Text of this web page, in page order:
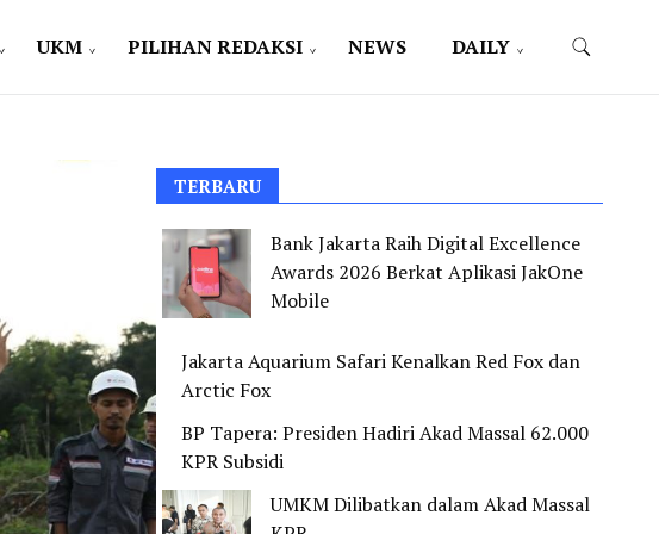
UKM PILIHAN REDAKSI NEWS DAILY
TERBARU
Bank Jakarta Raih Digital Excellence
Awards 2026 Berkat Aplikasi JakOne
Mobile
Jakarta Aquarium Safari Kenalkan Red Fox dan
Arctic Fox
BP Tapera: Presiden Hadiri Akad Massal 62.000
KPR Subsidi
UMKM Dilibatkan dalam Akad Massal